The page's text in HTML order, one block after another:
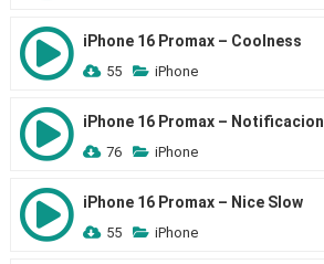
iPhone 16 Promax – Coolness
55 iPhone
iPhone 16 Promax – Notificacion
76 iPhone
iPhone 16 Promax – Nice Slow
55 iPhone